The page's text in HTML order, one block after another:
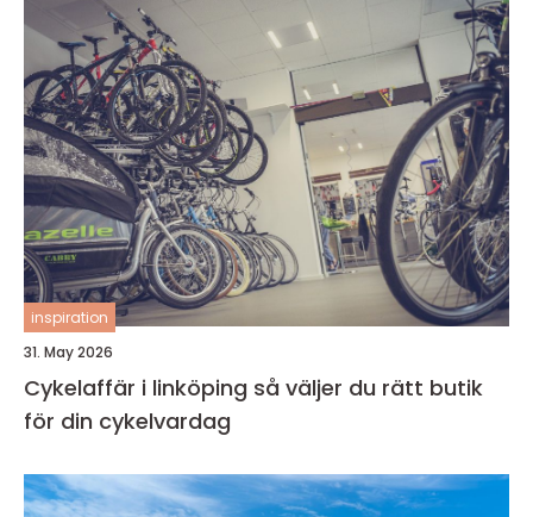
inspiration
31. May 2026
Cykelaffär i linköping så väljer du rätt butik
för din cykelvardag